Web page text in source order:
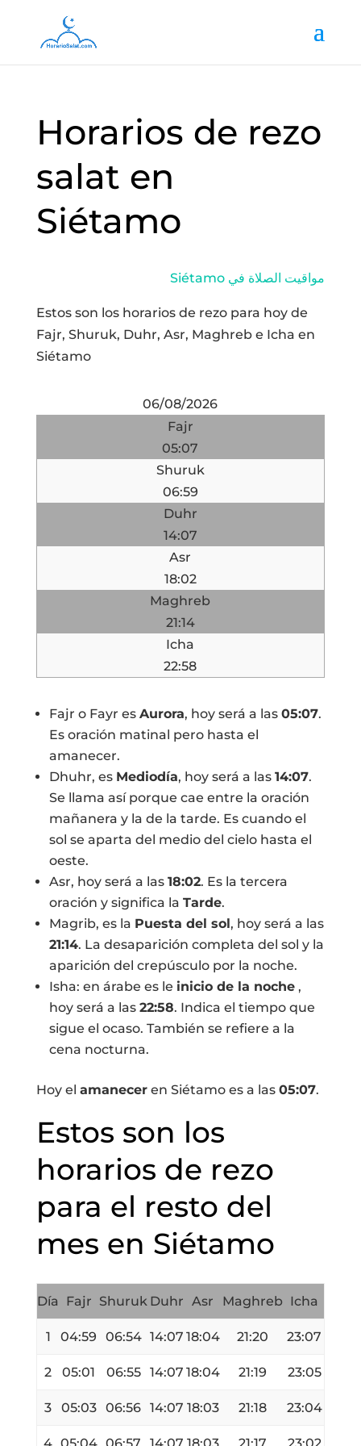
Horarios de rezo
salat en
Siétamo
Siétamo مواقيت الصلاة في
Estos son los horarios de rezo para hoy de
Fajr, Shuruk, Duhr, Asr, Maghreb e Icha en
Siétamo
06/08/2026
Fajr
05:07
Shuruk
06:59
Duhr
14:07
Asr
18:02
Maghreb
21:14
Icha
22:58
Fajr o Fayr es Aurora, hoy será a las 05:07.
Es oración matinal pero hasta el
amanecer.
Dhuhr, es Mediodía, hoy será a las 14:07.
Se llama así porque cae entre la oración
mañanera y la de la tarde. Es cuando el
sol se aparta del medio del cielo hasta el
oeste.
Asr, hoy será a las 18:02. Es la tercera
oración y significa la Tarde.
Magrib, es la Puesta del sol, hoy será a las
21:14. La desaparición completa del sol y la
aparición del crepúsculo por la noche.
Isha: en árabe es le inicio de la noche,
hoy será a las 22:58. Indica el tiempo que
sigue el ocaso. También se refiere a la
cena nocturna.
Hoy el amaneceren Siétamo es a las 05:07.
Estos son los
horarios de rezo
para el resto del
mes en Siétamo
Día Fajr Shuruk Duhr Asr Maghreb Icha
1 04:59 06:54 14:07 18:04 21:20 23:07
2 05:01 06:55 14:07 18:04 21:19 23:05
3 05:03 06:56 14:07 18:03 21:18 23:04